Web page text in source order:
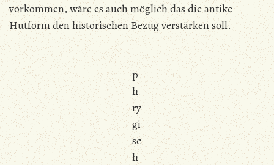
vorkommen, wäre es auch möglich das die antike
Hutform den historischen Bezug verstärken soll.
p
h
ry
gi
sc
h